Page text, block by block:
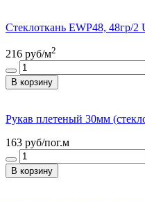
Стеклоткань EWP48, 48гр/
216 руб/м2
В корзину
Рукав плетеный 30мм
163 руб/пог.м
В корзину